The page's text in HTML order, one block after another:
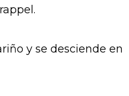
y se desciende en